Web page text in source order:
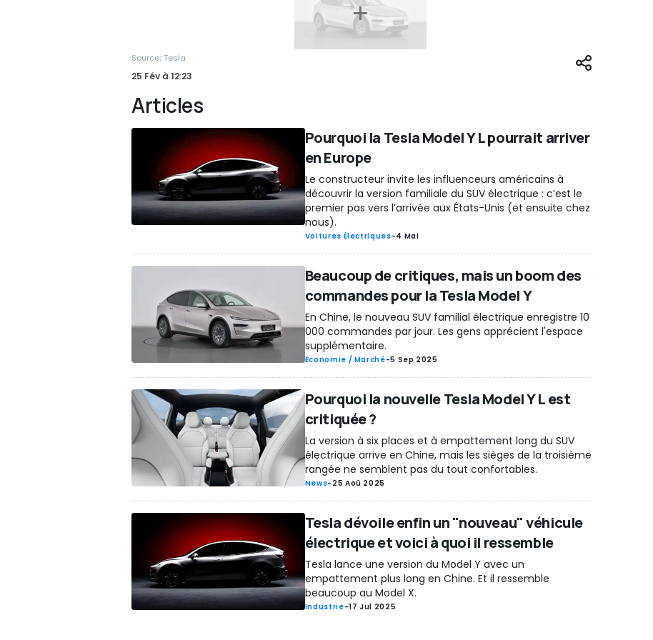
Source: Tesla
25 Fév à 12:23
Articles
Pourquoi la Tesla Model Y L pourrait arriver
en Europe
Le constructeur invite les influenceurs américains à
découvrir la version familiale du SUV électrique : c’est le
premier pas vers l’arrivée aux États-Unis (et ensuite chez
nous).
Voitures Électriques-4 Mai
Beaucoup de critiques, mais un boom des
commandes pour la Tesla Model Y
En Chine, le nouveau SUV familial électrique enregistre 10
000 commandes par jour. Les gens apprécient l'espace
supplémentaire.
Économie / Marché-5 Sep 2025
Pourquoi la nouvelle Tesla Model Y L est
critiquée ?
La version à six places et à empattement long du SUV
électrique arrive en Chine, mais les sièges de la troisième
rangée ne semblent pas du tout confortables.
News- 25 Aoû 2025
Tesla dévoile enfin un "nouveau" véhicule
électrique et voici à quoi il ressemble
Tesla lance une version du Model Y avec un
empattement plus long en Chine. Et il ressemble
beaucoup au Model X.
Industrie-17 Jul 2025